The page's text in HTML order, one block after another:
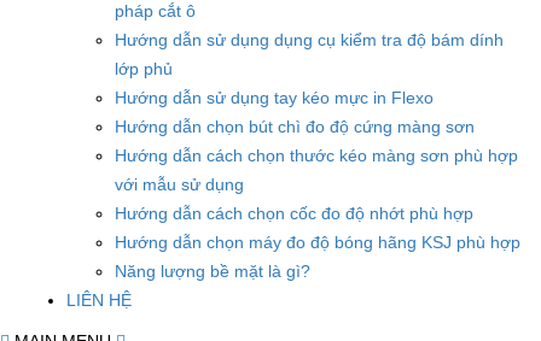
pháp cắt ô
Hướng dẫn sử dụng dụng cụ kiểm tra độ bám dính
lớp phủ
Hướng dẫn sử dụng tay kéo mực in Flexo
Hướng dẫn chọn bút chì đo độ cứng màng sơn
Hướng dẫn cách chọn thước kéo màng sơn phù hợp
với mẫu sử dụng
Hướng dẫn cách chọn cốc đo độ nhớt phù hợp
Hướng dẫn chọn máy đo độ bóng hãng KSJ phù hợp
Năng lượng bề mặt là gì?
LIÊN HỆ